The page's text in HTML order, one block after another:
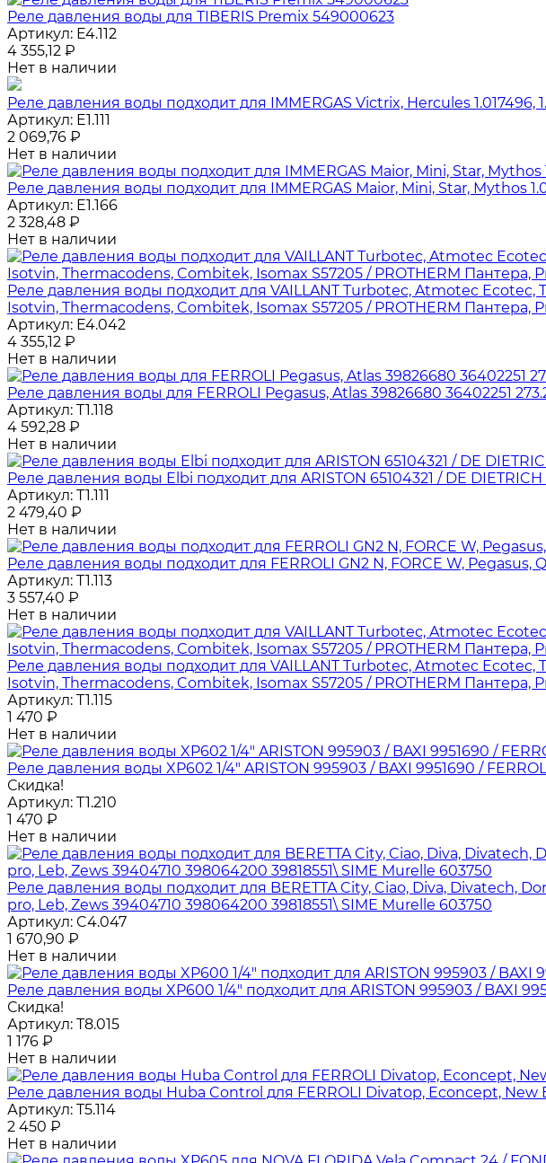
Реле давления воды для TIBERIS Premix 549000623
Артикул: E4.112
4 355,12 ₽
Нет в наличии
Реле давления воды подходит для IMMERGAS Victrix, Hercules 1.017496,
Артикул: E1.111
2 069,76 ₽
Нет в наличии
Реле давления воды подходит для IMMERGAS Maior, Mini, Star, Mythos
Артикул: E1.166
2 328,48 ₽
Нет в наличии
Реле давления воды подходит для VAILLANT Turbotec, Atmotec Ecotec,
Isotvin, Thermacodens, Combitek, Isomax S57205 / PROTHERM Пантера,
Артикул: E4.042
4 355,12 ₽
Нет в наличии
Реле давления воды для FERROLI Pegasus, Atlas 39826680 36402251
Артикул: T1.118
4 592,28 ₽
Нет в наличии
Реле давления воды Elbi подходит для ARISTON 65104321 / DE DIETRICH
Артикул: T1.111
2 479,40 ₽
Нет в наличии
Реле давления воды подходит для FERROLI GN2 N, FORCE W, Pegasus,
Артикул: T1.113
3 557,40 ₽
Нет в наличии
Реле давления воды подходит для VAILLANT Turbotec, Atmotec Ecotec,
Isotvin, Thermacodens, Combitek, Isomax S57205 / PROTHERM Пантера,
Артикул: T1.115
1 470 ₽
Нет в наличии
Реле давления воды XP602 1/4" ARISTON 995903 / BAXI 9951690 /
Скидка!
Артикул: T1.210
1 470 ₽
Нет в наличии
Реле давления воды подходит для BERETTA City, Ciao, Diva, Divatech,
pro, Leb, Zews 39404710 398064200 39818551\ SIME Murelle 603750
Артикул: C4.047
1 670,90 ₽
Нет в наличии
Реле давления воды XP600 1/4" подходит для ARISTON 995903 / BAXI
Скидка!
Артикул: T8.015
1 176 ₽
Нет в наличии
Реле давления воды Huba Control для FERROLI Divatop, Econcept, New
Артикул: T5.114
2 450 ₽
Нет в наличии